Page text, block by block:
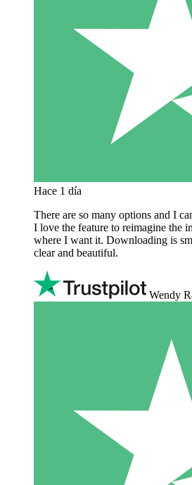
Hace 1 día
There are so many options and I
I love the feature to reimagine the
where I want it. Downloading is
clear and beautiful.
Wendy